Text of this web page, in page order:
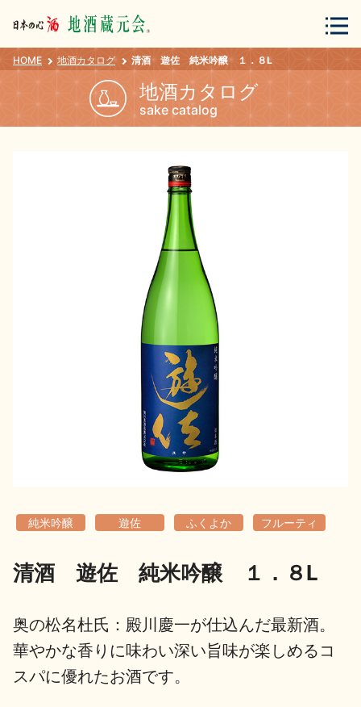
会員登録 ログイン
地酒カタログ
地酒解体新書
歳時記 地酒蔵元会検定
HOME 地酒カタログ 清酒 遊佐 純米吟醸 １．８L
地酒カタログ
sake catalog
純米吟醸 遊佐 ふくよか フルーティ
清酒 遊佐 純米吟醸 １．８L
奥の松名杜氏：殿川慶一が仕込んだ最新酒。
華やかな香りに味わい深い旨味が楽しめるコ
スパに優れたお酒です。